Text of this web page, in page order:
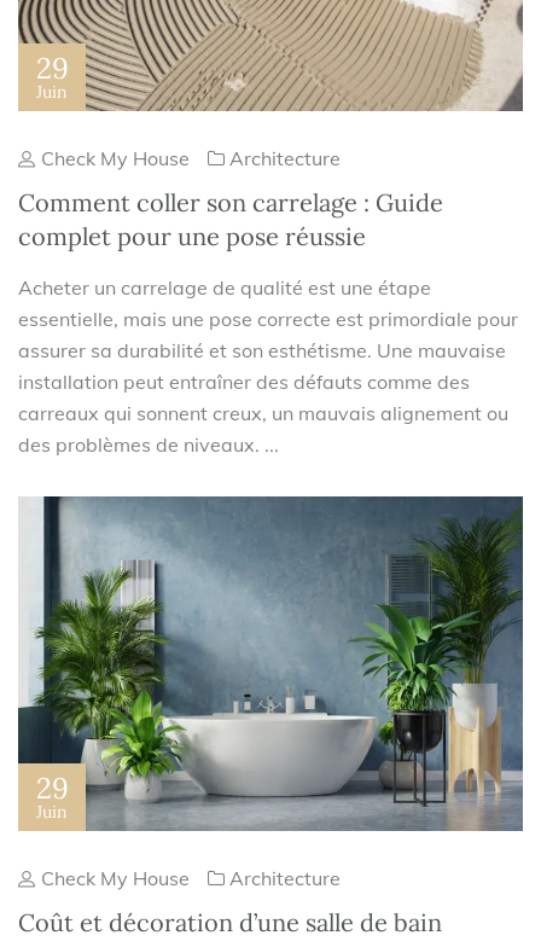
29
Juin
Check My House Architecture
Comment coller son carrelage : Guide
complet pour une pose réussie
Acheter un carrelage de qualité est une étape
essentielle, mais une pose correcte est primordiale pour
assurer sa durabilité et son esthétisme. Une mauvaise
installation peut entraîner des défauts comme des
carreaux qui sonnent creux, un mauvais alignement ou
des problèmes de niveaux. ...
29
Juin
Check My House Architecture
Coût et décoration d’une salle de bain